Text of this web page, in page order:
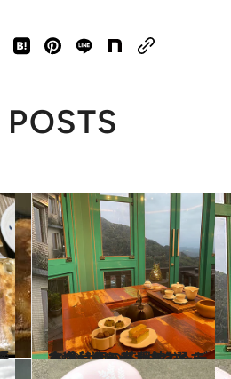
2023.11.1
本場台湾でティータイムを楽しもう！ 現地コーディネーターがおすすめする 今注目の茶藝館3選
旅＆お出かけ